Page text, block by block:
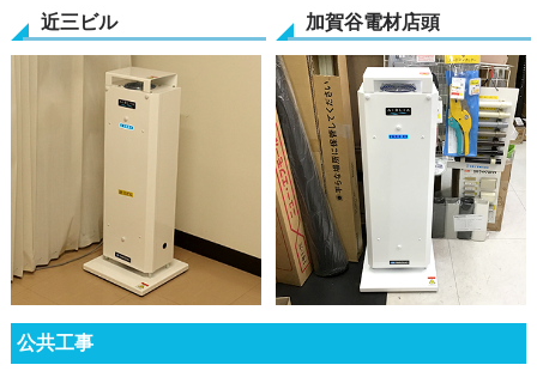
近三ビル 加賀谷電材店頭
公共工事